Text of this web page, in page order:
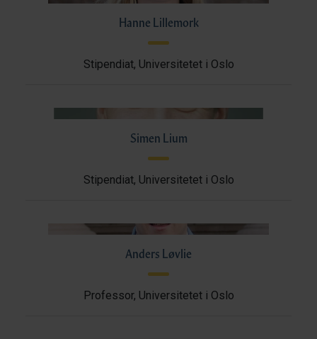
Hanne Lillemork
Stipendiat, Universitetet i Oslo
Simen Lium
Stipendiat, Universitetet i Oslo
Anders Løvlie
Professor, Universitetet i Oslo